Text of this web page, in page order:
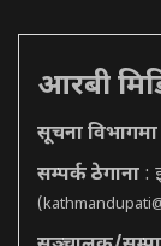
आरबी
सूचना विभागमा
सम्पर्क ठेगाना :
(